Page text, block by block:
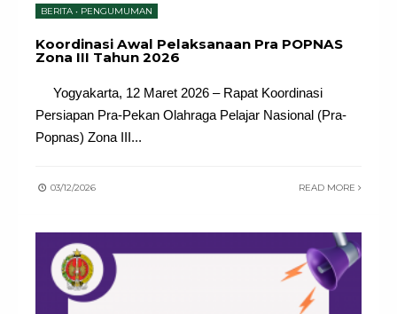
BERITA • PENGUMUMAN
Koordinasi Awal Pelaksanaan Pra POPNAS
Zona III Tahun 2026
Yogyakarta, 12 Maret 2026 – Rapat Koordinasi
Persiapan Pra-Pekan Olahraga Pelajar Nasional (Pra-
Popnas) Zona III...
03/12/2026 READ MORE